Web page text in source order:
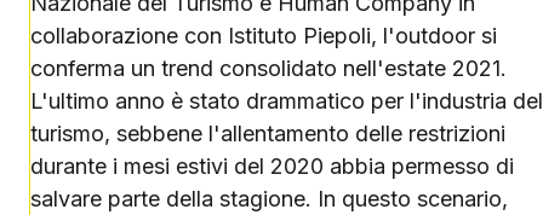
collaborazione con Istituto Piepoli, l'outdoor si
conferma un trend consolidato nell'estate 2021.
L'ultimo anno è stato drammatico per l'industria del
turismo, sebbene l'allentamento delle restrizioni
durante i mesi estivi del 2020 abbia permesso di
salvare parte della stagione. In questo scenario,